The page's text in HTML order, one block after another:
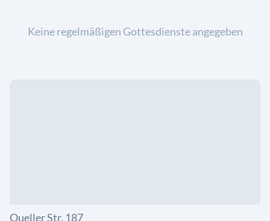
Keine regelmäßigen Gottesdienste angegeben
Queller Str. 187